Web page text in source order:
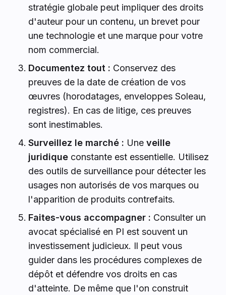
stratégie globale peut impliquer des droits
d'auteur pour un contenu, un brevet pour
une technologie et une marque pour votre
nom commercial.
Documentez tout : Conservez des
preuves de la date de création de vos
œuvres (horodatages, enveloppes Soleau,
registres). En cas de litige, ces preuves
sont inestimables.
Surveillez le marché : Une veille
juridique constante est essentielle. Utilisez
des outils de surveillance pour détecter les
usages non autorisés de vos marques ou
l'apparition de produits contrefaits.
Faites-vous accompagner : Consulter un
avocat spécialisé en PI est souvent un
investissement judicieux. Il peut vous
guider dans les procédures complexes de
dépôt et défendre vos droits en cas
d'atteinte. De même que l'on construit